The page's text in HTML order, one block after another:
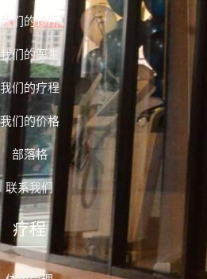
我们的诊所
我们的医生
我们的疗程
我们的价格
部落格
联系我们
疗程